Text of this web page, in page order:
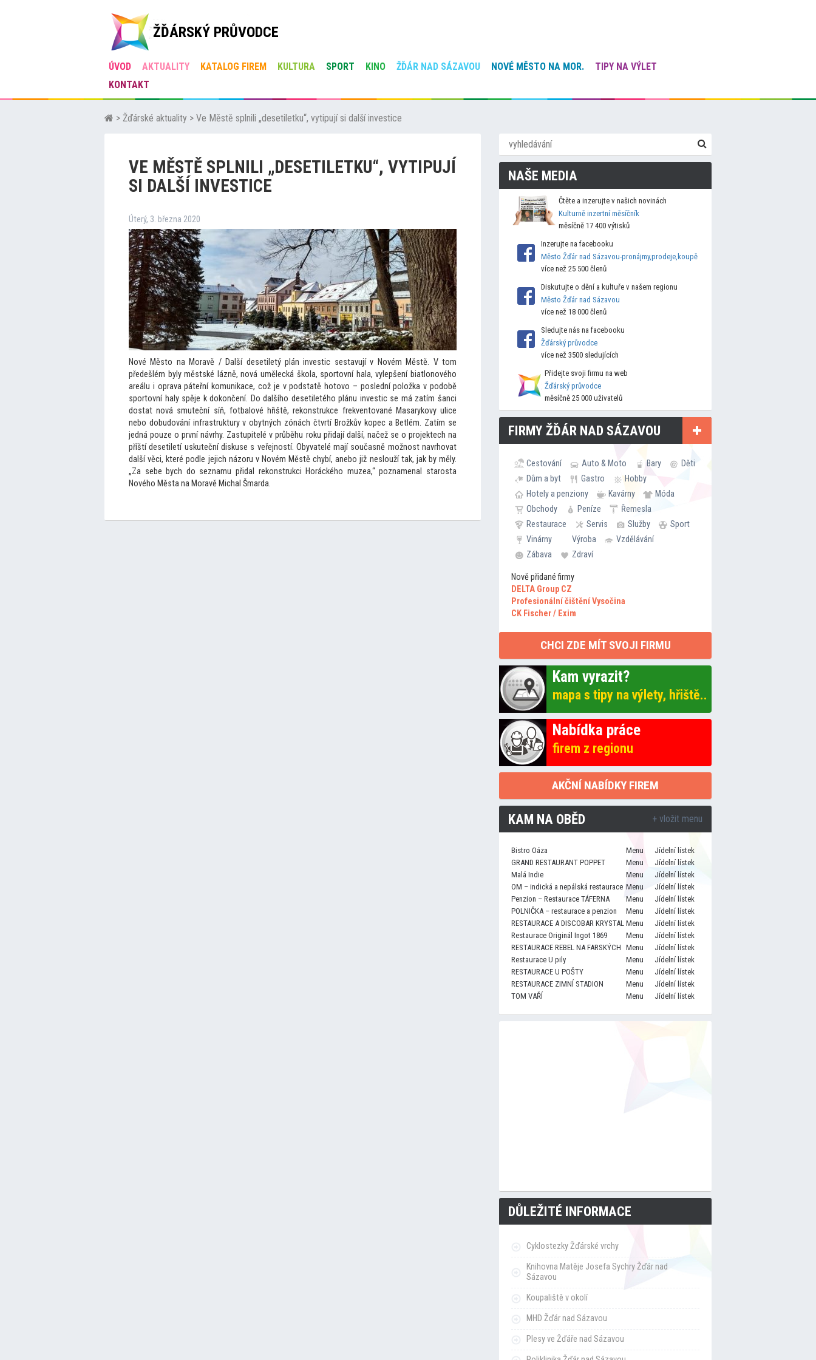
ŽĎÁRSKÝ PRŮVODCE
ÚVOD AKTUALITY KATALOG FIREM KULTURA SPORT KINO ŽĎÁR NAD SÁZAVOU NOVÉ MĚSTO NA MOR.
TIPY NA VÝLET
KONTAKT
> Žďárské aktuality > Ve Městě splnili „desetiletku“, vytipují si další investice
VE MĚSTĚ SPLNILI „DESETILETKU“, VYTIPUJÍ
SI DALŠÍ INVESTICE
Úterý, 3. března 2020
Nové Město na Moravě / Další desetiletý plán investic sestavují v Novém Městě. Vtom
předešlém byly městské lázně, nová umělecká škola, sportovní hala, vylepšení biatlonového
areálu i oprava páteřní komunikace, což je v podstatě hotovo – poslední položka v podobě
sportovní haly spěje k dokončení. Do dalšího desetiletého plánu investic se má zatím šanci
dostat nová smuteční síň, fotbalové hřiště, rekonstrukce frekventované Masarykovy ulice
nebo dobudování infrastruktury v obytných zónách čtvrtí Brožkův kopec a Betlém. Zatím se
jedná pouze o první návrhy. Zastupitelé v průběhu roku přidají další, načež se o projektech na
příští desetiletí uskuteční diskuse s veřejností. Obyvatelé mají současně možnost navrhovat
další věci, které podle jejich názoru v Novém Městě chybí, anebo již neslouží tak, jak by měly.
„Za sebe bych do seznamu přidal rekonstrukci Horáckého muzea,“ poznamenal starosta
Nového Města na Moravě Michal Šmarda.
NAŠE MEDIA
Čtěte a inzerujte v našich novinách
Kulturně inzertní měsíčník
měsíčně 17 400 výtisků
Inzerujte na facebooku
Město Žďár nad Sázavou-pronájmy,prodeje,koupě
více než 25 500 členů
Diskutujte o dění a kultuře v našem regionu
Město Žďár nad Sázavou
více než 18 000 členů
Sledujte nás na facebooku
Žďárský průvodce
více než 3500 sledujících
Přidejte svoji firmu na web
Žďárský průvodce
měsíčně 25 000 uživatelů
FIRMY ŽĎÁR NAD SÁZAVOU
Cestování Auto & Moto Bary
Děti
Dům a byt
Gastro
Hobby
Hotely a penziony
Kavárny
Móda
Obchody
Peníze
Řemesla
Restaurace
Servis Služby
Sport
Vinárny
Výroba
Vzdělávání
Zábava
Zdraví
Nově přidané firmy
DELTA Group CZ
Profesionální čištění Vysočina
CK Fischer / Exim
CHCI ZDE MÍT SVOJI FIRMU
Kam vyrazit?
mapa s tipy na výlety, hřiště..
Nabídka práce
firem z regionu
AKČNÍ NABÍDKY FIREM
KAM NA OBĚD + vložit menu
Bistro Oáza Menu
Jídelní lístek
GRAND RESTAURANT POPPET
Menu
Jídelní lístek
Malá Indie
Menu
Jídelní lístek
OM – indická a nepálská restaurace Menu
Jídelní lístek
Penzion – Restaurace TÁFERNA
Menu
Jídelní lístek
POLNIČKA – restaurace a penzion
Menu
Jídelní lístek
RESTAURACE A DISCOBAR KRYSTAL Menu
Jídelní lístek
Restaurace Originál Ingot 1869
Menu
Jídelní lístek
RESTAURACE REBEL NA FARSKÝCH Menu
Jídelní lístek
Restaurace U pily
Menu
Jídelní lístek
RESTAURACE U POŠTY
Menu
Jídelní lístek
RESTAURACE ZIMNÍ STADION
Menu
Jídelní lístek
TOM VAŘÍ
Menu Jídelní lístek
DŮLEŽITÉ INFORMACE
Cyklostezky Žďárské vrchy
Knihovna Matěje Josefa Sychry Žďár nad
Sázavou
Koupaliště v okolí
MHD Žďár nad Sázavou
Plesy ve Žďáře nad Sázavou